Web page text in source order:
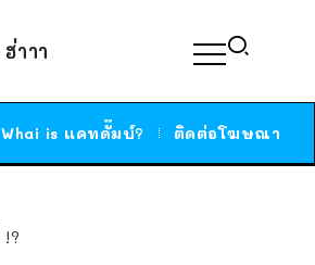
าาา
Whai is แคทดั๊มบ์? ติดต่อโฆษณา